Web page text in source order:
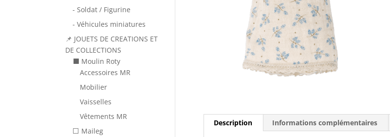
Description Informations complémentaires
- Soldat / Figurine
- Véhicules miniatures
📌 JOUETS DE CREATIONS ET
DE COLLECTIONS
⬛ Moulin Roty
Accessoires MR
Mobilier
Vaisselles
Vêtements MR
⬜ Maileg